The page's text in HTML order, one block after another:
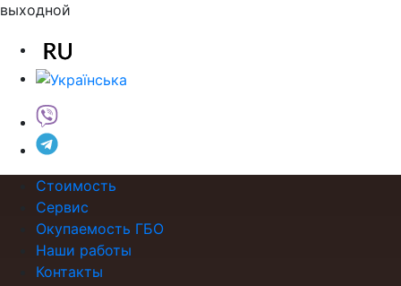
выходной
Стоимость
Сервис
Окупаемость ГБО
Наши работы
Контакты